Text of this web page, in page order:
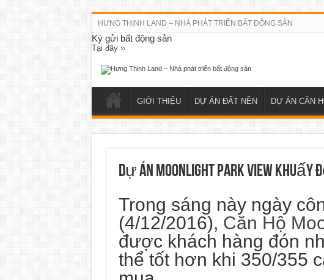
HƯNG THỊNH LAND – NHÀ PHÁT TRIỂN BẤT ĐỘNG SẢN
Ký gửi bất động sản
Tại đây ››
GIỚI THIỆU DỰ ÁN ĐẤT NỀN DỰ ÁN CĂN
Dự án Moonlight Park View
Trong sáng này ngày
(4/12/2016), Căn Hộ
được khách hàng đón
thể tốt hơn khi 350/355